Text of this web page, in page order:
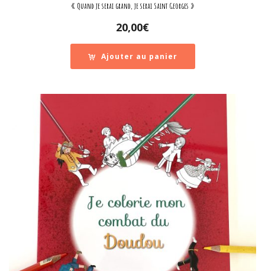
« Quand je serai grand, je serai Saint Georges »
20,00€
Ajouter au panier